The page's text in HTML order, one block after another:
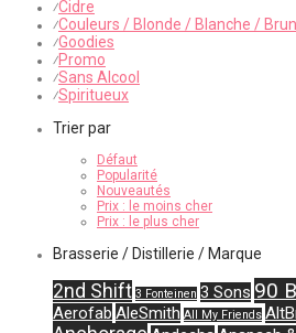
⁄Cidre
⁄Couleurs / Blonde / Blanche /
⁄Goodies
⁄Promo
⁄Sans Alcool
⁄Spiritueux
Trier par
Défaut
Popularité
Nouveautés
Prix : le moins cher
Prix : le plus cher
Brasserie / Distillerie / Marque
2nd Shift 3 Fonteinen 3 Sons 90
Aerofab AleSmith All My Friends